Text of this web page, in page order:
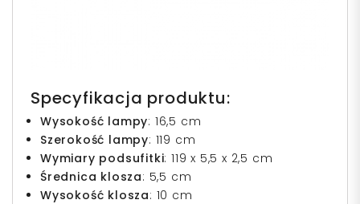
Specyfikacja produktu:
Wysokość lampy: 16,5 cm
Szerokość lampy: 119 cm
Wymiary podsufitki: 119 x 5,5 x 2,5 cm
Średnica klosza: 5,5 cm
Wysokość klosza: 10 cm